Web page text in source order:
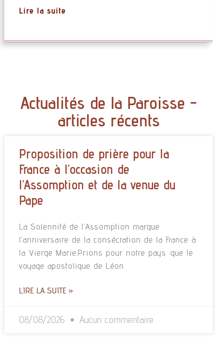
Lire la suite
Actualités de la Paroisse -
articles récents
Proposition de prière pour la
France à l’occasion de
l’Assomption et de la venue du
Pape
La Solennité de l’Assomption marque
l’anniversaire de la consécration de la France à
la Vierge Marie.Prions pour notre pays :que le
voyage apostolique de Léon
LIRE LA SUITE »
08/08/2026 Aucun commentaire